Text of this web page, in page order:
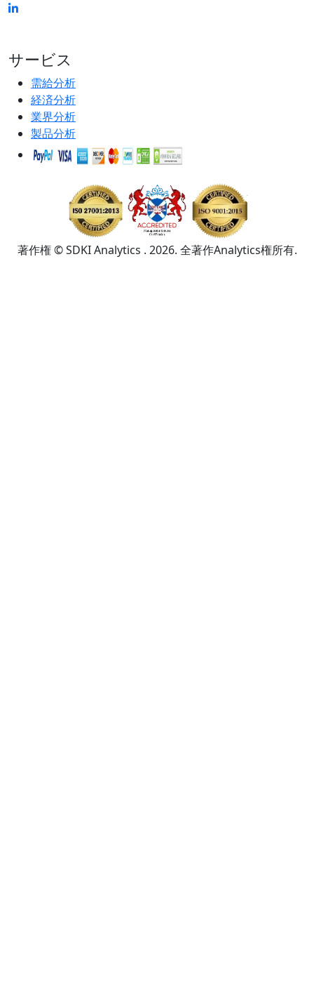
サービス
需給分析
経済分析
業界分析
製品分析
著作権 © SDKI Analytics . 2026. 全著作Analytics権所有.